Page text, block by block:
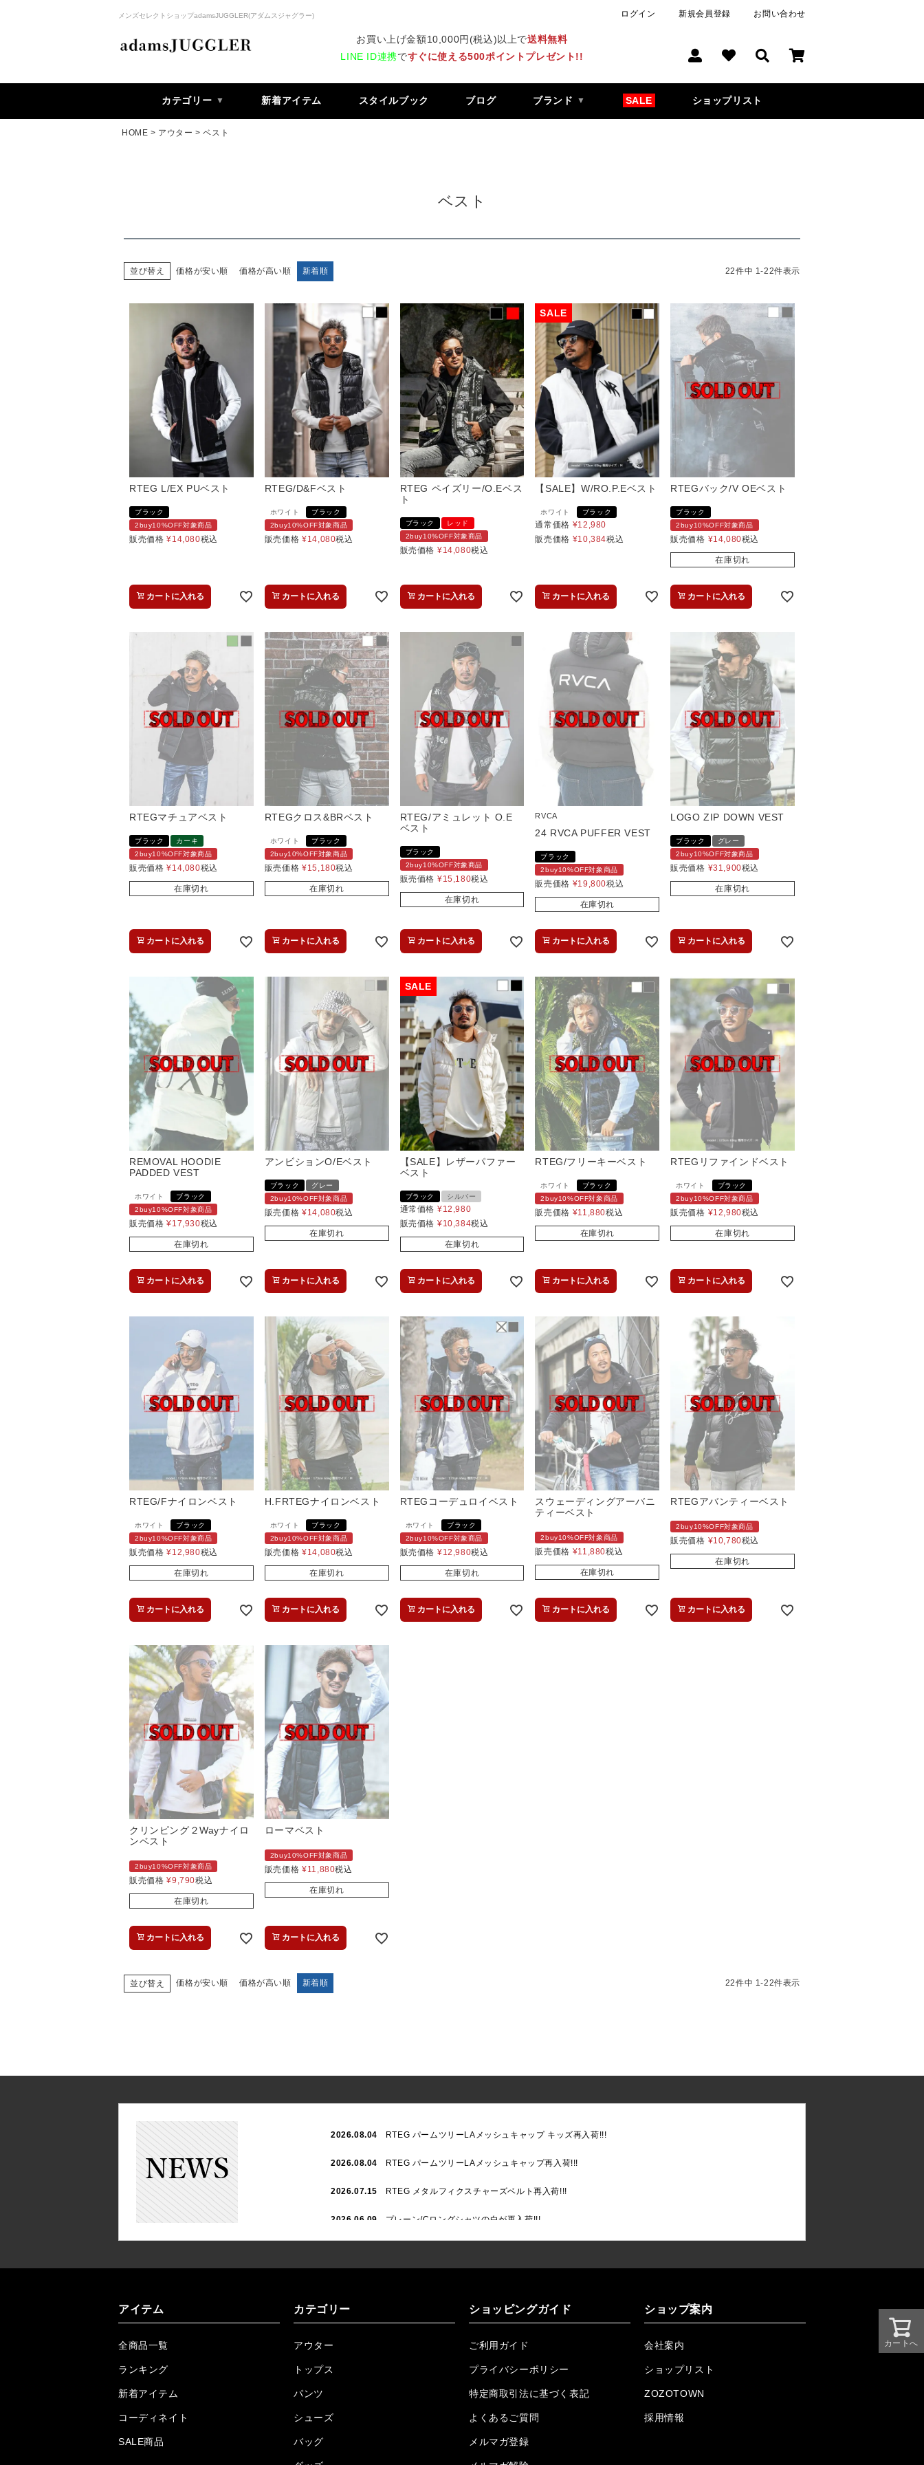
メンズセレクトショップadamsJUGGLER(アダムスジャグラー) ログイン 新規会員登録 お問い合わせ
お買い上げ金額10,000円(税込)以上で送料無料
LINE ID連携ですぐに使える500ポイントプレゼント!!
カテゴリー 新着アイテム スタイルブック ブログ ブランド SALE ショップリスト
HOME アウター ベスト
ベスト
並び替え 価格が安い順 価格が高い順 新着順 22件中 1-22件表示
RTEG L/EX PUベスト
ブラック
2buy10%OFF対象商品
販売価格 ¥14,080税込
カートに入れる
RTEG/D&Fベスト
ホワイト
ブラック
2buy10%OFF対象商品
販売価格 ¥14,080税込
カートに入れる
RTEG ペイズリー/O.Eベス
ト
ブラック
レッド
2buy10%OFF対象商品
販売価格 ¥14,080税込
カートに入れる
【SALE】W/RO.P.Eベスト
ホワイト ブラック
通常価格 ¥12,980
販売価格 ¥10,384税込
カートに入れる
RTEGバック/V OEベスト
ブラック
2buy10%OFF対象商品
販売価格 ¥14,080税込
在庫切れ
カートに入れる
RTEGマチュアベスト
ブラック
カーキ
2buy10%OFF対象商品
販売価格 ¥14,080税込
在庫切れ
カートに入れる
RTEGクロス&BRベスト
ホワイト
ブラック
2buy10%OFF対象商品
販売価格 ¥15,180税込
在庫切れ
カートに入れる
RTEG/アミュレット O.E
ベスト
ブラック
2buy10%OFF対象商品
販売価格 ¥15,180税込
在庫切れ
カートに入れる
RVCA
24 RVCA PUFFER VEST
ブラック
2buy10%OFF対象商品
販売価格 ¥19,800税込
在庫切れ
カートに入れる
LOGO ZIP DOWN VEST
ブラック
グレー
2buy10%OFF対象商品
販売価格 ¥31,900税込
在庫切れ
カートに入れる
REMOVAL HOODIE
PADDED VEST
ホワイト
ブラック
2buy10%OFF対象商品
販売価格 ¥17,930税込
在庫切れ
カートに入れる
アンビションO/Eベスト
ブラック
グレー
2buy10%OFF対象商品
販売価格 ¥14,080税込
在庫切れ
カートに入れる
【SALE】レザーパファー
ベスト
ブラック シルバー
通常価格 ¥12,980
販売価格 ¥10,384税込
在庫切れ
カートに入れる
RTEG/フリーキーベスト
ホワイト
ブラック
2buy10%OFF対象商品
販売価格 ¥11,880税込
在庫切れ
カートに入れる
RTEGリファインドベスト
ホワイト
ブラック
2buy10%OFF対象商品
販売価格 ¥12,980税込
在庫切れ
カートに入れる
RTEG/Fナイロンベスト
ホワイト
ブラック
2buy10%OFF対象商品
販売価格 ¥12,980税込
在庫切れ
カートに入れる
H.FRTEGナイロンベスト
ホワイト
ブラック
2buy10%OFF対象商品
販売価格 ¥14,080税込
在庫切れ
カートに入れる
RTEGコーデュロイベスト
ホワイト
ブラック
2buy10%OFF対象商品
販売価格 ¥12,980税込
在庫切れ
カートに入れる
スウェーディングアーバニ
ティーベスト
2buy10%OFF対象商品
販売価格 ¥11,880税込
在庫切れ
カートに入れる
RTEGアバンティーベスト
2buy10%OFF対象商品
販売価格 ¥10,780税込
在庫切れ
カートに入れる
クリンピング２Wayナイロ
ンベスト
2buy10%OFF対象商品
販売価格 ¥9,790税込
在庫切れ
カートに入れる
ローマベスト
2buy10%OFF対象商品
販売価格 ¥11,880税込
在庫切れ
カートに入れる
並び替え 価格が安い順 価格が高い順 新着順 22件中 1-22件表示
カートへ
2026.08.04 RTEG パームツリーLAメッシュキャップ キッズ再入荷!!!
2026.08.04 RTEG パームツリーLAメッシュキャップ再入荷!!!
2026.07.15 RTEG メタルフィクスチャーズベルト再入荷!!!
2026.06.09 プレーン/Cロングシャツの白が再入荷!!!
2026.05.08 24/フリンジデニムロングパンツ再入荷!!!
ケミカルブラックデニムロングパンツ再入荷!!!
2026.04.03 RTEG R.S&Dデニムロングパンツ再入荷!!!
RTEGO.Eショルダーバッグ入荷!!!
アイテム
全商品一覧
ランキング
新着アイテム
コーディネイト
SALE商品
カテゴリー
アウター
トップス
パンツ
シューズ
バッグ
ショッピングガイド
ご利用ガイド
プライバシーポリシー
特定商取引法に基づく表記
よくあるご質問
メルマガ登録
ショップ案内
会社案内
ショップリスト
ZOZOTOWN
採用情報